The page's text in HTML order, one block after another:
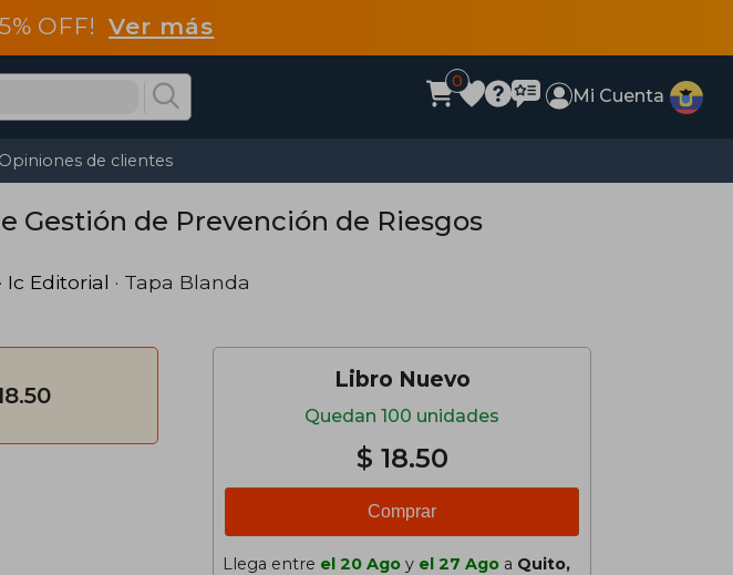
OFF!Ver más
0
Mi Cuenta
Opiniones de clientes
Gestión de Prevención de Riesgos
· Ic Editorial · Tapa Blanda
Libro Nuevo
Quedan 100 unidades
$ 18.50
Comprar
Llega entre el 20 Ago y el 27 Ago a Quito,